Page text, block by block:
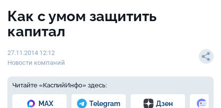
Как с умом защитить
капитал
27.11.2014 12:12
Новости компаний
Читайте «КаспийИнфо» здесь:
MAX Telegram Дзен